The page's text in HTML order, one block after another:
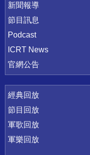
新聞報導
節目訊息
Podcast
ICRT News
官網公告
經典回放
節目回放
軍歌回放
軍樂回放